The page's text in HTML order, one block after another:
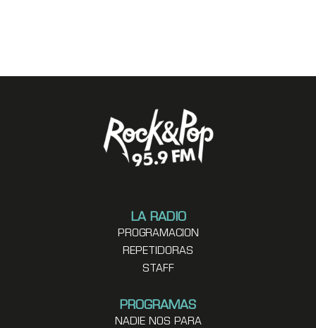
LA RADIO
PROGRAMACION
REPETIDORAS
STAFF
PROGRAMAS
NADIE NOS PARA